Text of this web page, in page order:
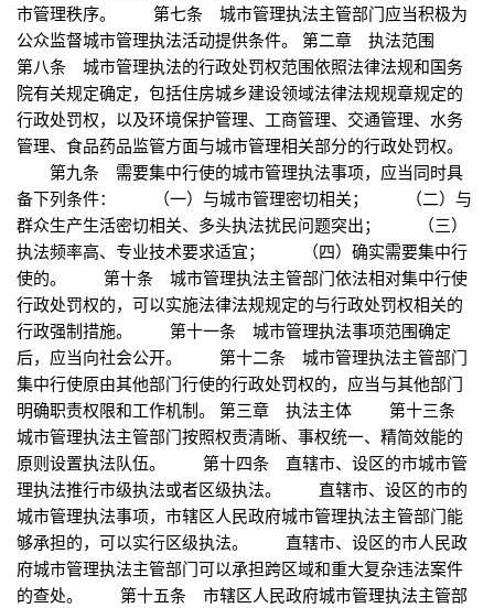
市管理秩序。 第七条 城市管理执法主管部门应当积极为
公众监督城市管理执法活动提供条件。 第二章 执法范围
第八条 城市管理执法的行政处罚权范围依照法律法规和国务
院有关规定确定，包括住房城乡建设领域法律法规规章规定的
行政处罚权，以及环境保护管理、工商管理、交通管理、水务
管理、食品药品监管方面与城市管理相关部分的行政处罚权。
第九条 需要集中行使的城市管理执法事项，应当同时具
备下列条件： （一）与城市管理密切相关； （二）与
群众生产生活密切相关、多头执法扰民问题突出； （三）
执法频率高、专业技术要求适宜； （四）确实需要集中行
使的。 第十条 城市管理执法主管部门依法相对集中行使
行政处罚权的，可以实施法律法规规定的与行政处罚权相关的
行政强制措施。 第十一条 城市管理执法事项范围确定
后，应当向社会公开。 第十二条 城市管理执法主管部门
集中行使原由其他部门行使的行政处罚权的，应当与其他部门
明确职责权限和工作机制。 第三章 执法主体 第十三条
城市管理执法主管部门按照权责清晰、事权统一、精简效能的
原则设置执法队伍。 第十四条 直辖市、设区的市城市管
理执法推行市级执法或者区级执法。 直辖市、设区的市的
城市管理执法事项，市辖区人民政府城市管理执法主管部门能
够承担的，可以实行区级执法。 直辖市、设区的市人民政
府城市管理执法主管部门可以承担跨区域和重大复杂违法案件
的查处。 第十五条 市辖区人民政府城市管理执法主管部